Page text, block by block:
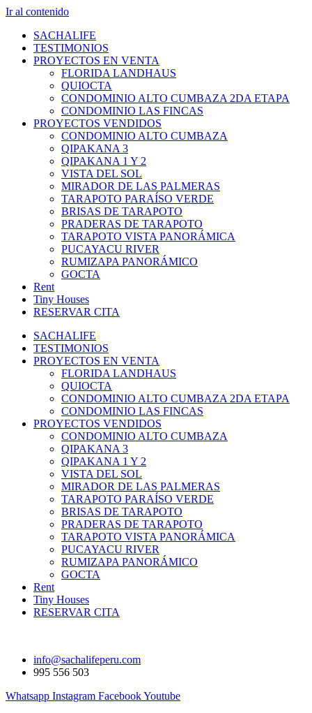
Ir al contenido
SACHALIFE
TESTIMONIOS
PROYECTOS EN VENTA
FLORIDA LANDHAUS
QUIOCTA
CONDOMINIO ALTO CUMBAZA 2DA ETAPA
CONDOMINIO LAS FINCAS
PROYECTOS VENDIDOS
CONDOMINIO ALTO CUMBAZA
QIPAKANA 3
QIPAKANA 1 Y 2
VISTA DEL SOL
MIRADOR DE LAS PALMERAS
TARAPOTO PARAÍSO VERDE
BRISAS DE TARAPOTO
PRADERAS DE TARAPOTO
TARAPOTO VISTA PANORÁMICA
PUCAYACU RIVER
RUMIZAPA PANORÁMICO
GOCTA
Rent
Tiny Houses
RESERVAR CITA
SACHALIFE
TESTIMONIOS
PROYECTOS EN VENTA
FLORIDA LANDHAUS
QUIOCTA
CONDOMINIO ALTO CUMBAZA 2DA ETAPA
CONDOMINIO LAS FINCAS
PROYECTOS VENDIDOS
CONDOMINIO ALTO CUMBAZA
QIPAKANA 3
QIPAKANA 1 Y 2
VISTA DEL SOL
MIRADOR DE LAS PALMERAS
TARAPOTO PARAÍSO VERDE
BRISAS DE TARAPOTO
PRADERAS DE TARAPOTO
TARAPOTO VISTA PANORÁMICA
PUCAYACU RIVER
RUMIZAPA PANORÁMICO
GOCTA
Rent
Tiny Houses
RESERVAR CITA
info@sachalifeperu.com
995 556 503
Whatsapp Instagram FacebookYoutube